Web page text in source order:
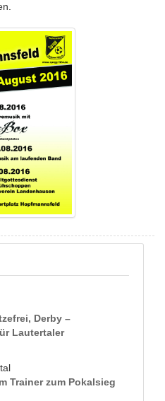
Derby –
Lautertaler
Trainer zum Pokalsieg